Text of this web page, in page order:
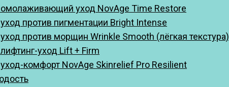
уход NovAge Time Restore
против пигментации Bright Intense
против морщин Wrinkle Smooth (лёгкая текстура)
уход Lift + Firm
комфорт NovAge Skinrelief Pro Resilient